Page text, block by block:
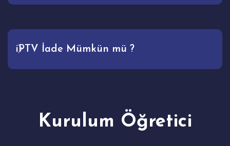
iPTV İade Mümkün mü ?
Kurulum Öğretici